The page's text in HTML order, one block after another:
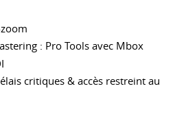
: Pro Tools avec Mbox
critiques & accès restreint au